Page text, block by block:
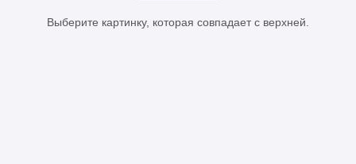
Выберите картинку, которая совпадает с верхней.